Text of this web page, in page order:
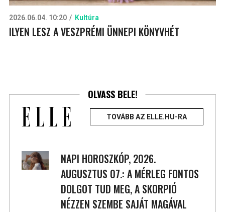
2026.06.04. 10:20 Kultúra
ILYEN LESZ A VESZPRÉMI ÜNNEPI KÖNYVHÉT
OLVASS BELE!
TOVÁBB AZ ELLE.HU-RA
NAPI HOROSZKÓP, 2026.
AUGUSZTUS 07.: A MÉRLEG FONTOS
DOLGOT TUD MEG, A SKORPIÓ
NÉZZEN SZEMBE SAJÁT MAGÁVAL